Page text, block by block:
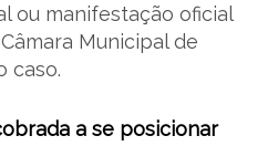
ou manifestação oficial
Municipal de
caso.
a se posicionar